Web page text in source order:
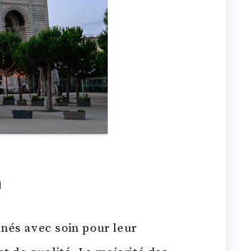
avec soin pour leur